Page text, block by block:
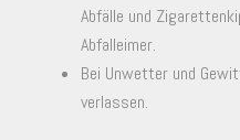
Abfälle und
Abfalleimer.
Bei Unwetter und
verlassen.